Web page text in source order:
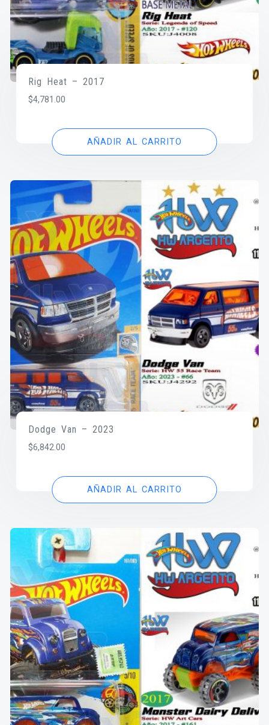
Rig Heat – 2017
$4,781.00
AÑADIR AL CARRITO
Dodge Van – 2023
$6,842.00
AÑADIR AL CARRITO